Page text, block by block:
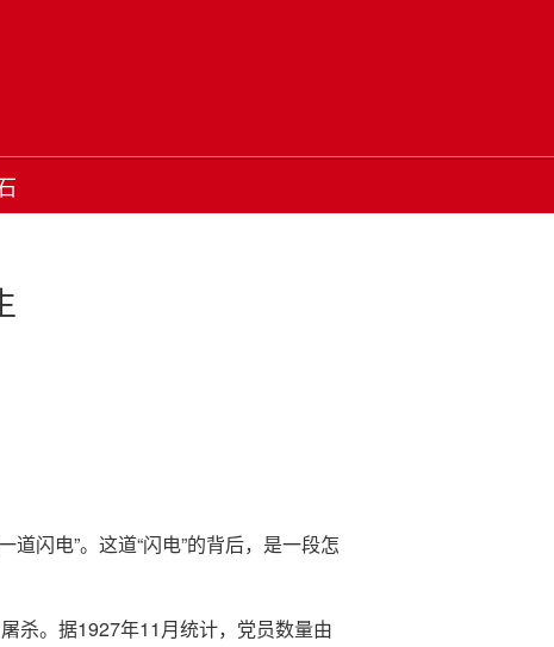
闪电”。这道“闪电”的背后，是一段怎
杀。据1927年11月统计，党员数量由